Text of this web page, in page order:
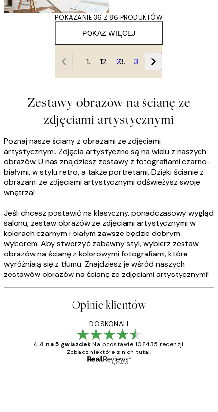
POKAŻ WIĘCEJ
POKAZANIE 36 Z 86 PRODUKTÓW
1 2 3
Zestawy obrazów na ścianę ze
zdjęciami artystycznymi
Poznaj nasze ściany z obrazami ze zdjęciami
artystycznymi. Zdjęcia artystyczne są na wielu z naszych
obrazów. U nas znajdziesz zestawy z fotografiami czarno-
białymi, w stylu retro, a także portretami. Dzięki ścianie z
obrazami ze zdjęciami artystycznymi odświeżysz swoje
wnętrza!
Jeśli chcesz postawić na klasyczny, ponadczasowy wygląd
salonu, zestaw obrazów ze zdjęciami artystycznymi w
kolorach czarnym i białym zawsze będzie dobrym
wyborem. Aby stworzyć zabawny styl, wybierz zestaw
obrazów na ścianę z kolorowymi fotografiami, które
wyróżniają się z tłumu. Znajdziesz je wśród naszych
zestawów obrazów na ścianę ze zdjęciami artystycznymi!
Opinie klientów
DOSKONALI
4.4 na 5 gwiazdek Na podstawie 108435 recenzji.
Zobacz niektóre z nich tutaj.